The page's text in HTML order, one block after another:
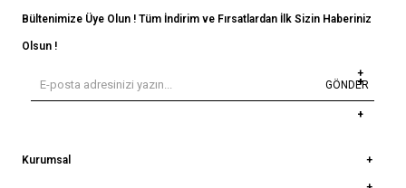
Bültenimize Üye Olun ! Tüm İndirim ve Fırsatlardan İlk Sizin Haberiniz
Olsun !
GÖNDER
Kurumsal